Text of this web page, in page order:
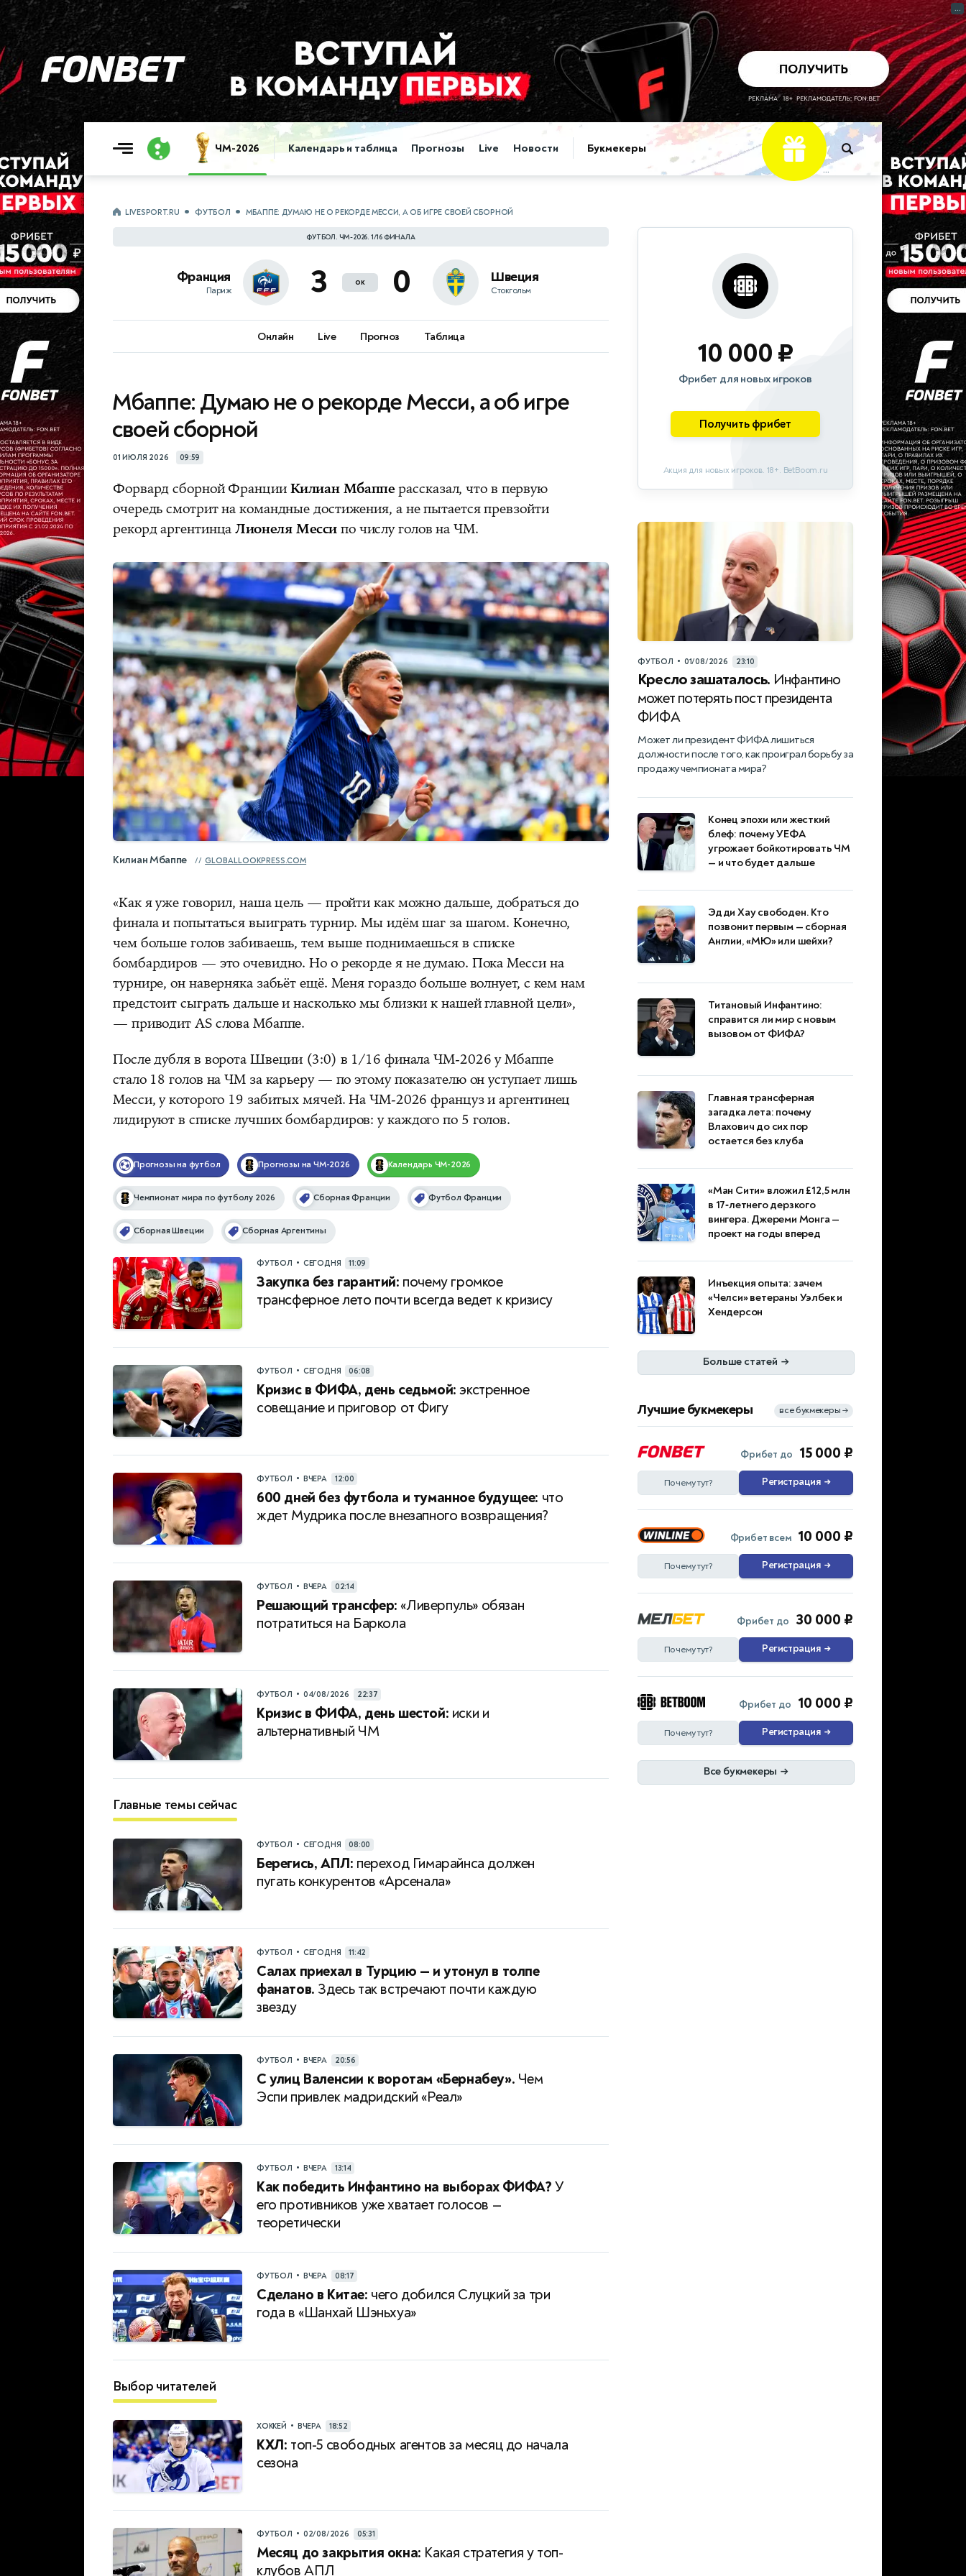
ЧМ-2026 Календарь и таблица Прогнозы Live Новости Букмекеры
...
LIVESPORT.RU ФУТБОЛ МБАППЕ: ДУМАЮ НЕ О РЕКОРДЕ МЕССИ, А ОБ ИГРЕ СВОЕЙ СБОРНОЙ
ФУТБОЛ. ЧМ-2026. 1/16 ФИНАЛА
Франция
Париж 3 ок 0 Швеция
Стокгольм
Онлайн Live Прогноз Таблица
Мбаппе: Думаю не о рекорде Месси, а об игре
своей сборной
01 ИЮЛЯ 2026 09:59
Форвард сборной ФранцииКилиан Мбапперассказал, что в первую
очередь смотрит на командные достижения, а не пытается превзойти
рекорд аргентинцаЛионеля Мессипо числу голов на ЧМ.
Килиан Мбаппе GLOBALLOOKPRESS.COM
«Как я уже говорил, наша цель — пройти как можно дальше, добраться до
финала и попытаться выиграть турнир. Мы идём шаг за шагом. Конечно,
чем больше голов забиваешь, тем выше поднимаешься в списке
бомбардиров — это очевидно. Но о рекорде я не думаю. Пока Месси на
турнире, он наверняка забьёт ещё. Меня гораздо больше волнует, с кем нам
предстоит сыграть дальше и насколько мы близки к нашей главной цели»,
— приводит AS слова Мбаппе.
После дубля в ворота Швеции (3:0) в 1/16 финала ЧМ‑2026 у Мбаппе
стало 18 голов на ЧМ за карьеру — по этому показателю он уступает лишь
Месси, у которого 19 забитых мячей. На ЧМ‑2026 француз и аргентинец
лидируют в списке лучших бомбардиров: у каждого по 5 голов.
Прогнозы на футбол Прогнозы на ЧМ-2026 Календарь ЧМ-2026
Чемпионат мира по футболу 2026 Сборная Франции Футбол Франции
Сборная Швеции Сборная Аргентины
ФУТБОЛ • СЕГОДНЯ 11:09
Закупка без гарантий: почему громкое
трансферное лето почти всегда ведет к кризису
ФУТБОЛ • СЕГОДНЯ 06:08
Кризис в ФИФА, день седьмой: экстренное
совещание и приговор от Фигу
ФУТБОЛ • ВЧЕРА 12:00
600 дней без футбола и туманное будущее: что
ждет Мудрика после внезапного возвращения?
ФУТБОЛ • ВЧЕРА 02:14
Решающий трансфер: «Ливерпуль» обязан
потратиться на Баркола
ФУТБОЛ • 04/08/2026 22:37
Кризис в ФИФА, день шестой: иски и
альтернативный ЧМ
Главные темы сейчас
ФУТБОЛ • СЕГОДНЯ 08:00
Берегись, АПЛ: переход Гимарайнса должен
пугать конкурентов «Арсенала»
ФУТБОЛ • СЕГОДНЯ 11:42
Салах приехал в Турцию — и утонул в толпе
фанатов. Здесь так встречают почти каждую
звезду
ФУТБОЛ • ВЧЕРА 20:56
С улиц Валенсии к воротам «Бернабеу». Чем
Эспи привлек мадридский «Реал»
ФУТБОЛ • ВЧЕРА 13:14
Как победить Инфантино на выборах ФИФА? У
его противников уже хватает голосов —
теоретически
ФУТБОЛ • ВЧЕРА 08:17
Сделано в Китае: чего добился Слуцкий за три
года в «Шанхай Шэньхуа»
Выбор читателей
ХОККЕЙ • ВЧЕРА 18:52
КХЛ: топ-5 свободных агентов за месяц до начала
сезона
ФУТБОЛ • 02/08/2026 05:31
Месяц до закрытия окна: Какая стратегия у топ-
клубов АПЛ
10 000 ₽
Фрибет для новых игроков
Получить фрибет
Акция для новых игроков. 18+. BetBoom.ru
ФУТБОЛ • 01/08/2026 23:10
Кресло зашаталось. Инфантино
может потерять пост президента
ФИФА
Может ли президент ФИФА лишиться
должности после того, как проиграл борьбу за
продажу чемпионата мира?
Конец эпохи или жесткий
блеф: почему УЕФА
угрожает бойкотировать ЧМ
— и что будет дальше
Эдди Хау свободен. Кто
позвонит первым — сборная
Англии, «МЮ» или шейхи?
Титановый Инфантино:
справится ли мир с новым
вызовом от ФИФА?
Главная трансферная
загадка лета: почему
Влахович до сих пор
остается без клуба
«Ман Сити» вложил £12,5 млн
в 17‑летнего дерзкого
вингера. Джереми Монга —
проект на годы вперед
Инъекция опыта: зачем
«Челси» ветераны Уэлбек и
Хендерсон
Больше статей →
Лучшие букмекеры все букмекеры →
Фрибет до 15 000 ₽
Почему тут? Регистрация →
Фрибет всем 10 000 ₽
Почему тут? Регистрация →
Фрибет до 30 000 ₽
Почему тут? Регистрация →
Фрибет до 10 000 ₽
Почему тут? Регистрация →
Все букмекеры →
...